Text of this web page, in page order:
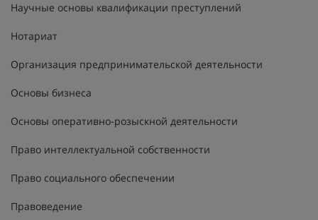
Научные основы квалификации преступлений
Нотариат
Организация предпринимательской деятельности
Основы бизнеса
Основы оперативно-розыскной деятельности
Право интеллектуальной собственности
Право социального обеспечении
Правоведение